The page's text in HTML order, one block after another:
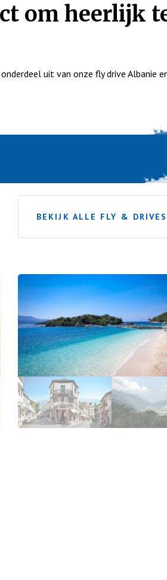
om heerlijk
uit van onze fly drive Albanie
BEKIJK ALLE FLY & DRIVES